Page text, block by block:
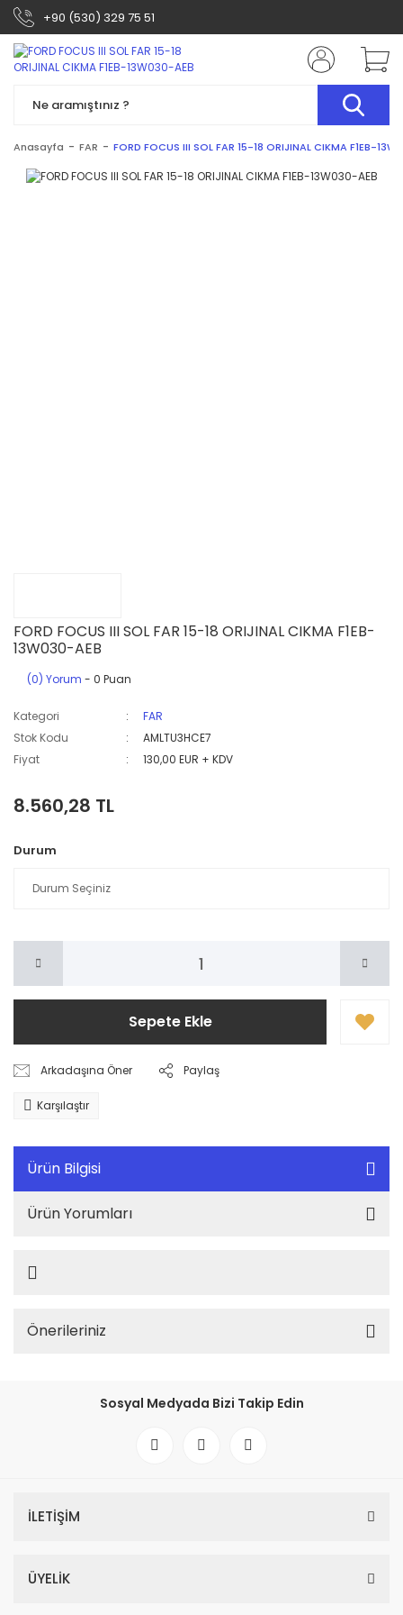
+90 (530) 329 75 51
Anasayfa FAR FORD FOCUS III SOL FAR 15-18 ORIJINAL CIKMA F1EB-
FORD FOCUS III SOL FAR 15-18 ORIJINAL CIKMA F1EB-
13W030-AEB
(0) Yorum - 0 Puan
Kategori
FAR
Stok Kodu
AMLTU3HCE7
Fiyat
130,00 EUR + KDV
8.560,28 TL
Durum
Sepete Ekle
Arkadaşına Öner Paylaş
Karşılaştır
Ürün Bilgisi
Ürün Yorumları
Önerileriniz
Sosyal Medyada Bizi Takip Edin
İLETİŞİM
ÜYELİK